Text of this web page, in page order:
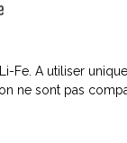
Fe. A utiliser
ne sont pas